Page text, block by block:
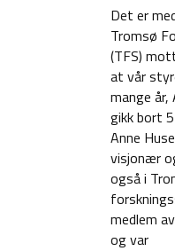
Det er
Tromsø
(TFS)
at vår
mange år,
gikk bort
Anne
visjonær
også i
medlem
og var